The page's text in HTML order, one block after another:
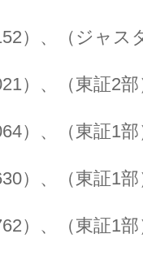
）、（ジャス
）、（東証2
）、（東証1
）、（東証1
）、（東証1